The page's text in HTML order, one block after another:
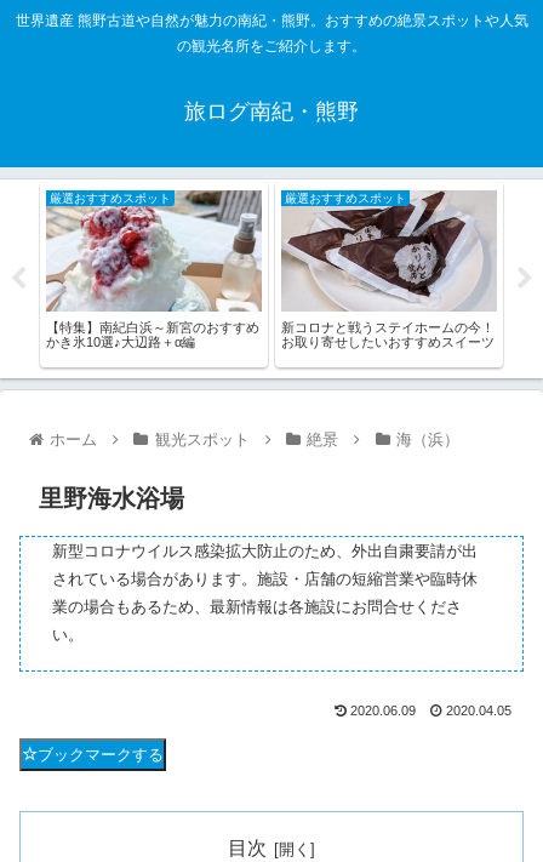
世界遺産 熊野古道や自然が魅力の南紀・熊野。おすすめの絶景スポットや人気
の観光名所をご紹介します。
旅ログ南紀・熊野
厳選おすすめスポット
【特集】南紀白浜～新宮のおすすめ
かき氷10選♪大辺路＋α編
厳選おすすめスポット
新コロナと戦うステイホームの今！
お取り寄せしたいおすすめスイーツ
ホーム 観光スポット 絶景 海（浜）
里野海水浴場
新型コロナウイルス感染拡大防止のため、外出自粛要請が出
されている場合があります。施設・店舗の短縮営業や臨時休
業の場合もあるため、最新情報は各施設にお問合せくださ
い。
2020.06.09 2020.04.05
ブックマークする
目次